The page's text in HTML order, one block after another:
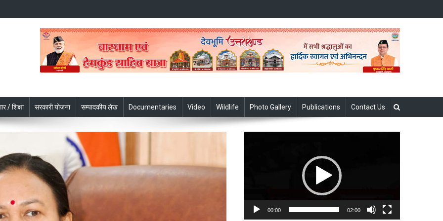
/ शिक्षा सरकारी योजना सम्पादकीय लेख Documentaries Video Wildlife Photo Gallery Publications Contact Us
00:00 02:00